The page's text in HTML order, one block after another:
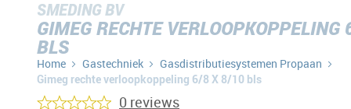
SMEDING BV
GIMEG RECHTE
BLS
Home Gastechniek
Gasdistributiesystemen Propaan
Gimeg rechte verloopkoppeling 6/8 X 8/10 bls
0 reviews